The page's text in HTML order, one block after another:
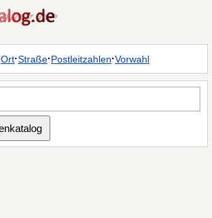
Ort·Straße·Postleitzahlen·Vorwahl